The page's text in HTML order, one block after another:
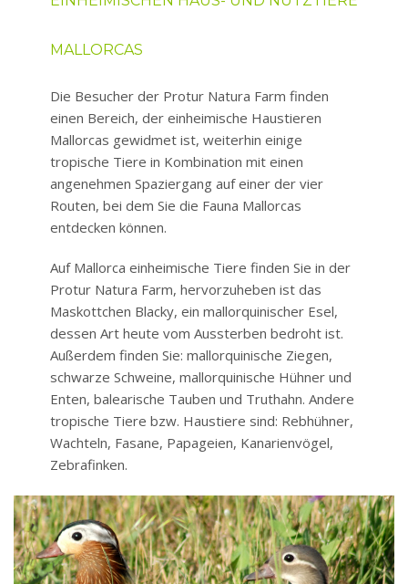
MALLORCAS
Die Besucher der Protur Natura Farm finden
einen Bereich, der einheimische Haustieren
Mallorcas gewidmet ist, weiterhin einige
tropische Tiere in Kombination mit einen
angenehmen Spaziergang auf einer der vier
Routen, bei dem Sie die Fauna Mallorcas
entdecken können.
Auf Mallorca einheimische Tiere finden Sie in der
Protur Natura Farm, hervorzuheben ist das
Maskottchen Blacky, ein mallorquinischer Esel,
dessen Art heute vom Aussterben bedroht ist.
Außerdem finden Sie: mallorquinische Ziegen,
schwarze Schweine, mallorquinische Hühner und
Enten, balearische Tauben und Truthahn. Andere
tropische Tiere bzw. Haustiere sind: Rebhühner,
Wachteln, Fasane, Papageien, Kanarienvögel,
Zebrafinken.